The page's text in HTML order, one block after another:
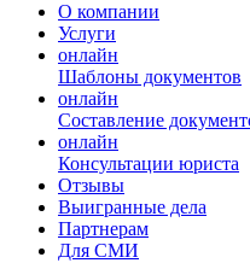
О компании
Услуги
онлайн
Шаблоны документов
онлайн
Составление
онлайн
Консультации юриста
Отзывы
Выигранные дела
Партнерам
Для СМИ